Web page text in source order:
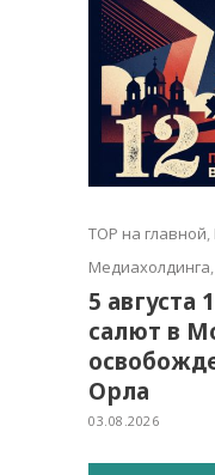
TOP на главной,
Медиахолдинга,
5 августа
салют в
Орла
03.08.2026